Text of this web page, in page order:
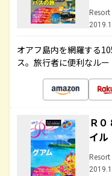
Resort
オアフ島内を網羅する
ス。旅行者に便利なルー
Ｒ
イ
Resort